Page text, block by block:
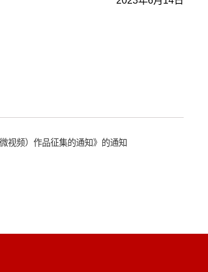
视频）作品征集的通知》的通知